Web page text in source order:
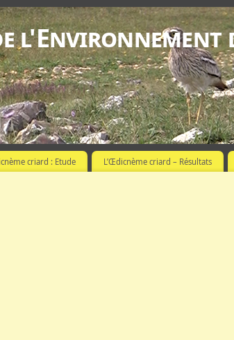
l'Environnement
criard : Etude L’Œdicnème criard – Résultats